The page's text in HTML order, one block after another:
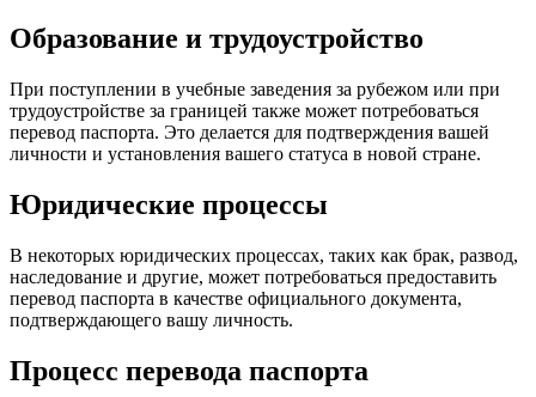
Образование и трудоустройство
При поступлении в учебные заведения за рубежом или при
трудоустройстве за границей также может потребоваться
перевод паспорта. Это делается для подтверждения вашей
личности и установления вашего статуса в новой стране.
Юридические процессы
В некоторых юридических процессах, таких как брак, развод,
наследование и другие, может потребоваться предоставить
перевод паспорта в качестве официального документа,
подтверждающего вашу личность.
Процесс перевода паспорта